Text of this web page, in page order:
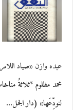
عبده وازن «صياد
محمد مظلوم *ثلاثةُ
لنودِّعَها» (دار الجمل…